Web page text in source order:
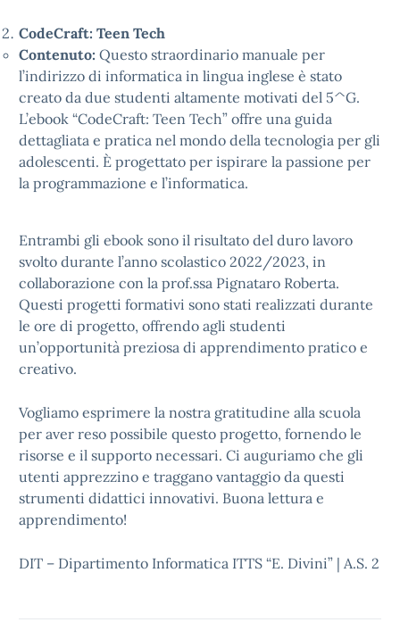
CodeCraft: Teen Tech
Contenuto: Questo straordinario manuale per
l’indirizzo di informatica in lingua inglese è stato
creato da due studenti altamente motivati del 5^G.
L’ebook “CodeCraft: Teen Tech” offre una guida
dettagliata e pratica nel mondo della tecnologia per gli
adolescenti. È progettato per ispirare la passione per
la programmazione e l’informatica.
Entrambi gli ebook sono il risultato del duro lavoro
svolto durante l’anno scolastico 2022/2023, in
collaborazione con la prof.ssa Pignataro Roberta.
Questi progetti formativi sono stati realizzati durante
le ore di progetto, offrendo agli studenti
un’opportunità preziosa di apprendimento pratico e
creativo.
Vogliamo esprimere la nostra gratitudine alla scuola
per aver reso possibile questo progetto, fornendo le
risorse e il supporto necessari. Ci auguriamo che gli
utenti apprezzino e traggano vantaggio da questi
strumenti didattici innovativi. Buona lettura e
apprendimento!
DIT – Dipartimento Informatica ITTS “E. Divini” | A.S. 2